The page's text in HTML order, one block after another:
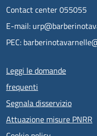
Contact center 055055
E-mail:
PEC:
Menu piè di
Leggi le domande
frequenti
Segnala disservizio
Attuazione misure PNRR